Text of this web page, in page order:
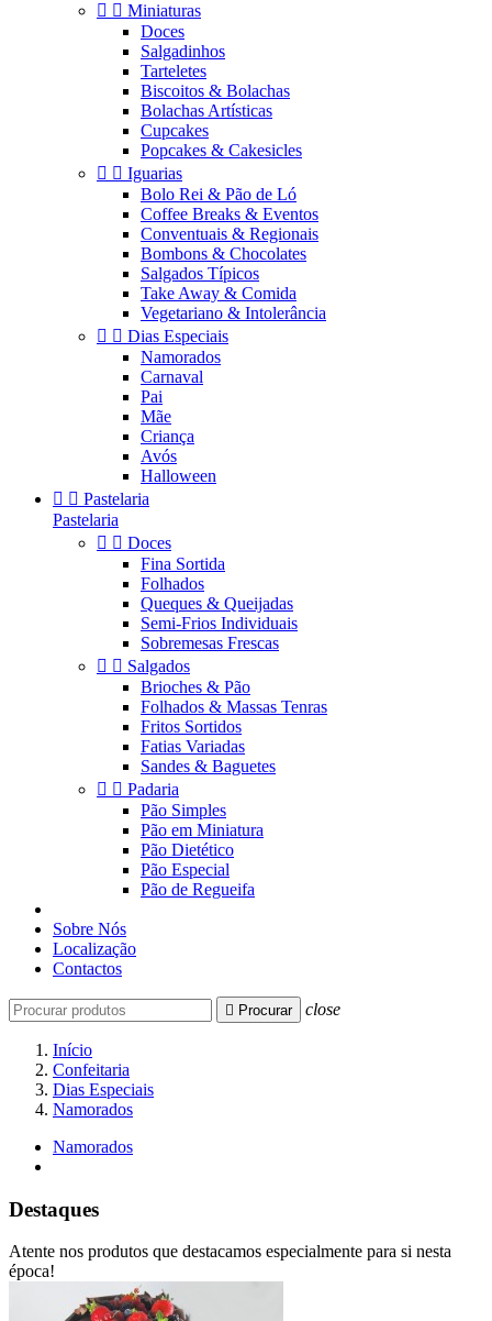
  Miniaturas
Doces
Salgadinhos
Tarteletes
Biscoitos & Bolachas
Bolachas Artísticas
Cupcakes
Popcakes & Cakesicles
  Iguarias
Bolo Rei & Pão de Ló
Coffee Breaks & Eventos
Conventuais & Regionais
Bombons & Chocolates
Salgados Típicos
Take Away & Comida
Vegetariano & Intolerância
  Dias Especiais
Namorados
Carnaval
Pai
Mãe
Criança
Avós
Halloween
  Pastelaria
Pastelaria
  Doces
Fina Sortida
Folhados
Queques & Queijadas
Semi-Frios Individuais
Sobremesas Frescas
  Salgados
Brioches & Pão
Folhados & Massas Tenras
Fritos Sortidos
Fatias Variadas
Sandes & Baguetes
  Padaria
Pão Simples
Pão em Miniatura
Pão Dietético
Pão Especial
Pão de Regueifa
Sobre Nós
Localização
Contactos
 Procurar close
Início
Confeitaria
Dias Especiais
Namorados
Namorados
Destaques
Atente nos produtos que destacamos especialmente para si nesta
época!